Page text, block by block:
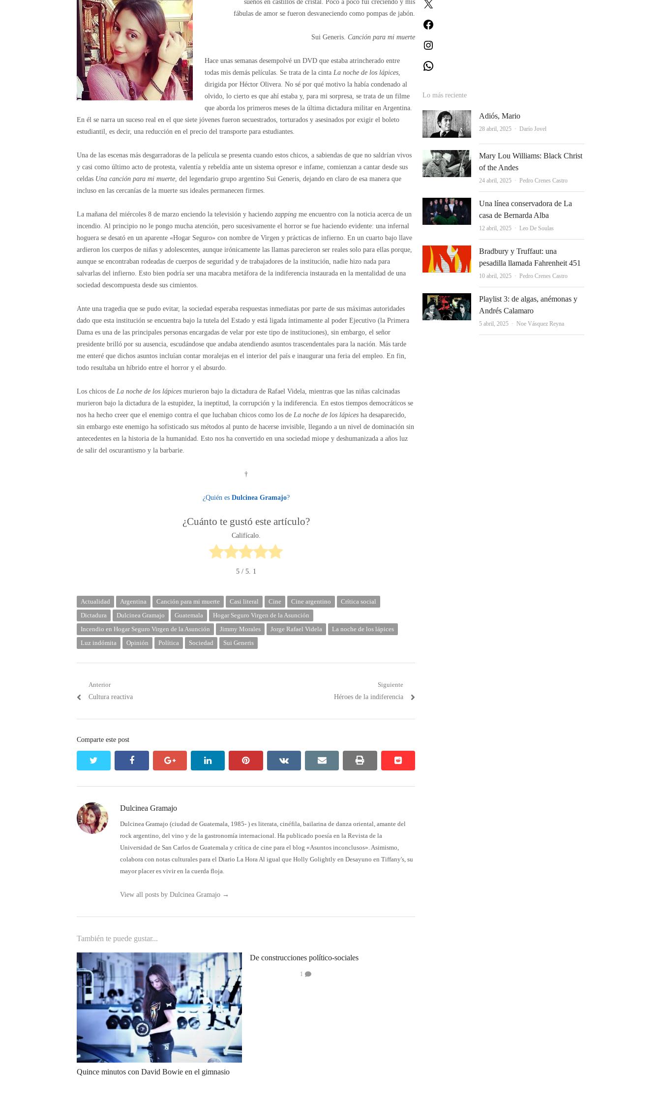
sueños en castillos de cristal. Poco a poco fui creciendo y mis
fábulas de amor se fueron desvaneciendo como pompas de jabón.
Sui Generis.Canción para mi muerte
Hace unas semanas desempolvé un DVD que estaba atrincherado entre
todas mis demás películas. Se trata de la cinta La noche de los lápices,
dirigida por Héctor Olivera. No sé por qué motivo la había condenado al
olvido, lo cierto es que ahí estaba y, para mi sorpresa, se trata de un filme
que aborda los primeros meses de la última dictadura militar en Argentina.
En él se narra un suceso real en el que siete jóvenes fueron secuestrados, torturados y asesinados por exigir el boleto
estudiantil, es decir, una reducción en el precio del transporte para estudiantes.
Una de las escenas más desgarradoras de la película se presenta cuando estos chicos, a sabiendas de que no saldrían vivos
y casi como último acto de protesta, valentía y rebeldía ante un sistema opresor e infame, comienzan a cantar desde sus
celdas Una canción para mi muerte, del legendario grupo argentino Sui Generis, dejando en claro de esa manera que
incluso en las cercanías de la muerte sus ideales permanecen firmes.
La mañana del miércoles 8 de marzo enciendo la televisión y haciendo zapping me encuentro con la noticia acerca de un
incendio. Al principio no le pongo mucha atención, pero sucesivamente el horror se fue haciendo evidente: una infernal
hoguera se desató en un aparente «Hogar Seguro» con nombre de Virgen y prácticas de infierno. En un cuarto bajo llave
ardieron los cuerpos de niñas y adolescentes, aunque irónicamente las llamas parecieron ser reales solo para ellas porque,
aunque se encontraban rodeadas de cuerpos de seguridad y de trabajadores de la institución, nadie hizo nada para
salvarlas del infierno. Esto bien podría ser una macabra metáfora de la indiferencia instaurada en la mentalidad de una
sociedad descompuesta desde sus cimientos.
Ante una tragedia que se pudo evitar, la sociedad esperaba respuestas inmediatas por parte de sus máximas autoridades
dado que esta institución se encuentra bajo la tutela del Estado y está ligada íntimamente al poder Ejecutivo (la Primera
Dama es una de las principales personas encargadas de velar por este tipo de instituciones), sin embargo, el señor
presidente brilló por su ausencia, escudándose que andaba atendiendo asuntos trascendentales para la nación. Más tarde
me enteré que dichos asuntos incluían contar moralejas en el interior del país e inaugurar una feria del empleo. En fin,
todo resultaba un híbrido entre el horror y el absurdo.
Los chicos de La noche de los lápices murieron bajo la dictadura de Rafael Videla, mientras que las niñas calcinadas
murieron bajo la dictadura de la estupidez, la ineptitud, la corrupción y la indiferencia. En estos tiempos democráticos se
nos ha hecho creer que el enemigo contra el que luchaban chicos como los de La noche de los lápices ha desaparecido,
sin embargo este enemigo ha sofisticado sus métodos al punto de hacerse invisible, llegando a un nivel de dominación sin
antecedentes en la historia de la humanidad. Esto nos ha convertido en una sociedad miope y deshumanizada a años luz
de salir del oscurantismo y la barbarie.
†
¿Quién es Dulcinea Gramajo?
¿Cuánto te gustó este artículo?
Califícalo.
5/ 5. 1
Actualidad Argentina Canción para mi muerte Casi literal Cine Cine argentino
Crítica social
Dictadura
Dulcinea Gramajo Guatemala
Hogar Seguro Virgen de la Asunción
Incendio en Hogar Seguro Virgen de la Asunción
Jimmy Morales Jorge Rafael Videla
La noche de los lápices
Luz indómita
Opinión Política Sociedad Sui Generis
Navegación
entradas
Anterior
Post
Cultura reactiva
Siguiente
Próximo
Héroes de la indiferencia
Comparte este post
facebook google+ linkedin pinterest vkontakte email print reddit
reddit
Dulcinea Gramajo
Dulcinea Gramajo (ciudad de Guatemala, 1985- ) es literata, cinéfila, bailarina de danza oriental, amante del
rock argentino, del vino y de la gastronomía internacional. Ha publicado poesía en la Revista de la
Universidad de San Carlos de Guatemala y crítica de cine para el blog «Asuntos inconclusos». Asimismo,
colabora con notas culturales para el Diario La Hora Al igual que Holly Golightly en Desayuno en Tiffany's, su
mayor placer es vivir en la cuerda floja.
View all posts by Dulcinea Gramajo →
También te puede gustar...
Quince minutos con David Bowie en el gimnasio
De construcciones político-sociales
1
Lo más reciente
Adiós, Mario
28 abril, 2025 Autor
Darío Jovel
Mary Lou Williams: Black Christ
of the Andes
24 abril, 2025 Autor
Pedro Crenes Castro
Una línea conservadora de La
casa de Bernarda Alba
12 abril, 2025 Autor
Leo De Soulas
Bradbury y Truffaut: una
pesadilla llamada Fahrenheit 451
10 abril, 2025 Autor
Pedro Crenes Castro
Playlist 3: de algas, anémonas y
Andrés Calamaro
5 abril, 2025 Autor
Noe Vásquez Reyna